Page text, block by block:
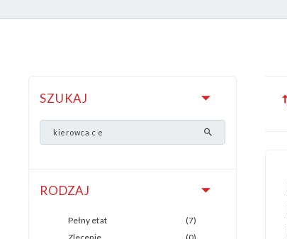
SZUKAJ
RODZAJ
Pełny etat
(7)